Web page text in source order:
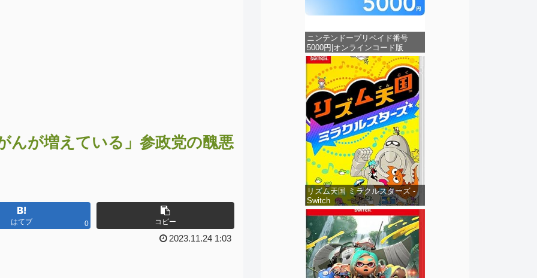
んが増えている」参政党の醜悪
はてブ 0 コピー
2023.11.24 1:03
ニンテンドープリペイド番号
5000円|オンラインコード版
リズム天国 ミラクルスターズ -
Switch